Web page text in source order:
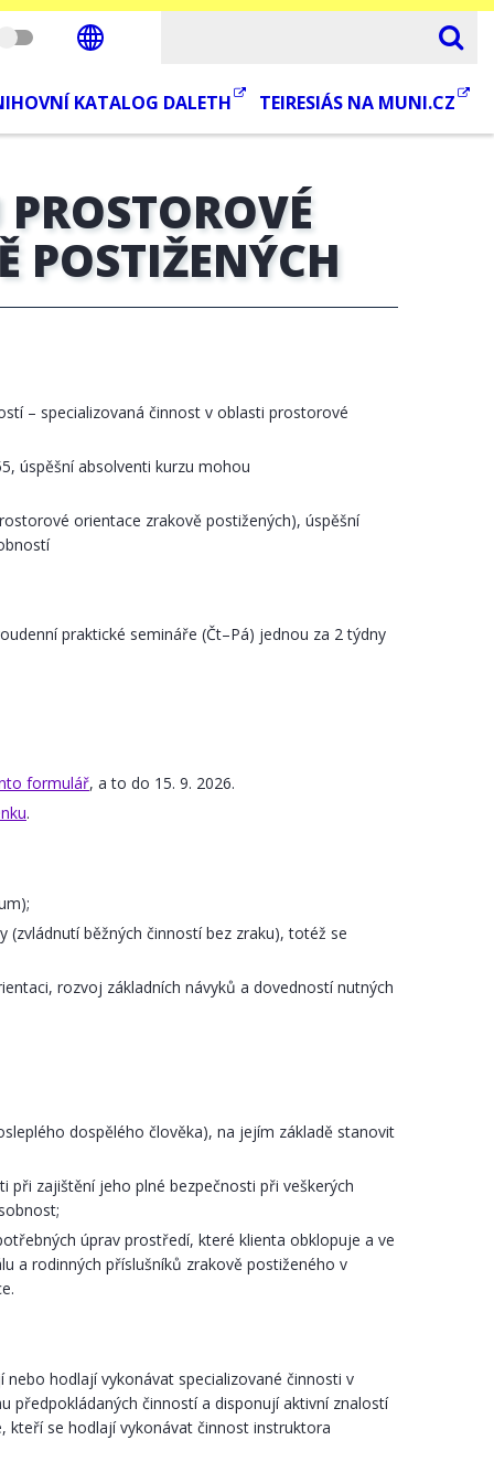
KATALOG DALETH TEIRESIÁS NA MUNI.CZ
POSTIŽENÝCH
– specializovaná činnost v oblasti prostorové
úspěšní absolventi kurzu mohou
orientace zrakově postižených), úspěšní
praktické semináře (Čt–Pá) jednou za 2 týdny
formulář, a to do 15. 9. 2026.
.
běžných činností bez zraku), totéž se
rozvoj základních návyků a dovedností nutných
dospělého člověka), na jejím základě stanovit
zajištění jeho plné bezpečnosti při veškerých
úprav prostředí, které klienta obklopuje a ve
a rodinných příslušníků zrakově postiženého v
hodlají vykonávat specializované činnosti v
předpokládaných činností a disponují aktivní znalostí
kteří se hodlají vykonávat činnost instruktora